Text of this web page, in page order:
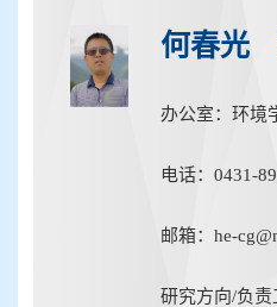
何春光
办公室：环境
电话：0431-
邮箱：he-
研究方向/负